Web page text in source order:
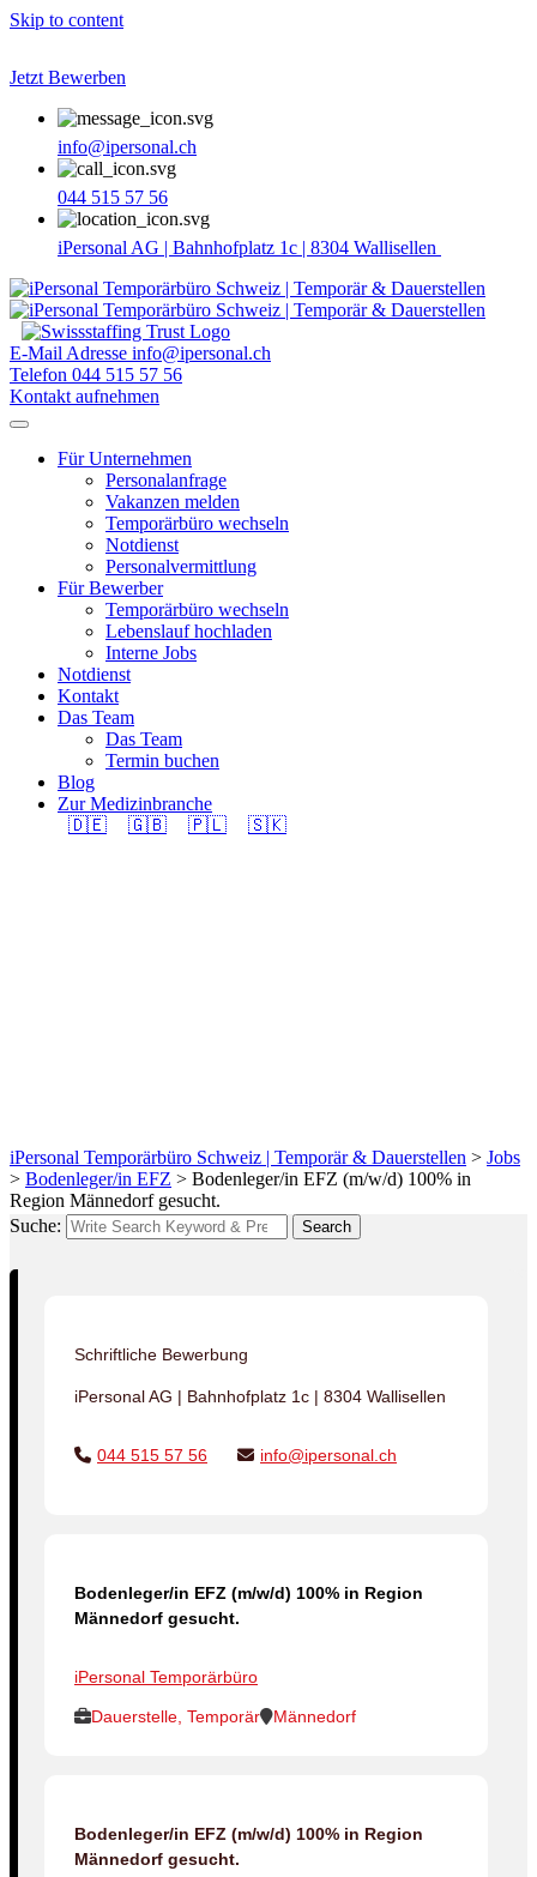
Skip to content
Jetzt Bewerben
info@ipersonal.ch
044 515 57 56
iPersonal AG | Bahnhofplatz 1c | 8304 Wallisellen
E-Mail Adresse info@ipersonal.ch
Telefon 044 515 57 56
Kontakt aufnehmen
Für Unternehmen
Personalanfrage
Vakanzen melden
Temporärbüro wechseln
Notdienst
Personalvermittlung
Für Bewerber
Temporärbüro wechseln
Lebenslauf hochladen
Interne Jobs
Notdienst
Kontakt
Das Team
Das Team
Termin buchen
Blog
Zur Medizinbranche
🇩🇪
🇬🇧 🇵🇱 🇸🇰
iPersonal Temporärbüro Schweiz | Temporär & Dauerstellen > Jobs
> Bodenleger/in EFZ > Bodenleger/in EFZ (m/w/d) 100% in
Region Männedorf gesucht.
Suche:
Search
Schriftliche Bewerbung
iPersonal AG | Bahnhofplatz 1c | 8304 Wallisellen
044 515 57 56 info@ipersonal.ch
Bodenleger/in EFZ (m/w/d) 100% in Region
Männedorf gesucht.
iPersonal Temporärbüro
Dauerstelle, Temporär Männedorf
Bodenleger/in EFZ (m/w/d) 100% in Region
Männedorf gesucht.